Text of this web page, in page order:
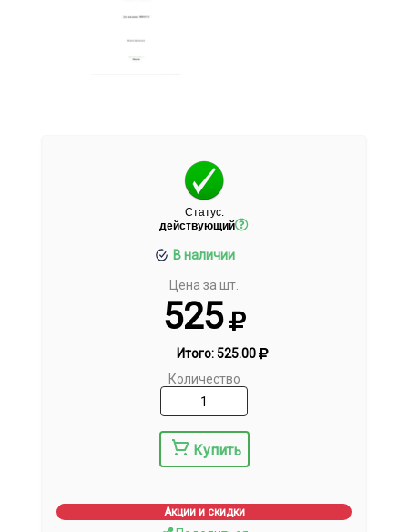
Статус:
действующий
В наличии
Цена за шт.
525
Итого:525.00
Количество
Купить
Акции и скидки